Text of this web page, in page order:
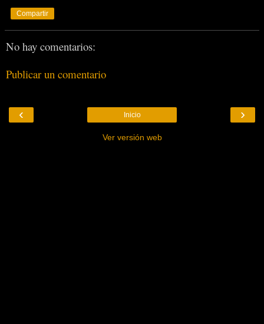
Compartir
No hay comentarios:
Publicar un comentario
‹ ›
Inicio
Ver versión web